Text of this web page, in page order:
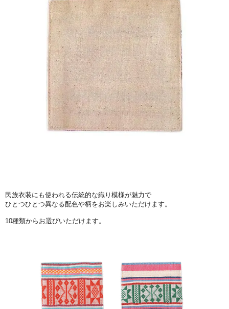
民族衣装にも使われる伝統的な織り模様が魅力で
ひとつひとつ異なる配色や柄をお楽しみいただけます。
10種類からお選びいただけます。